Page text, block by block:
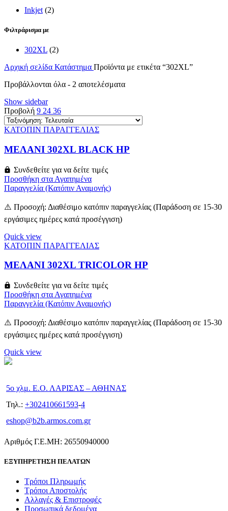
Inkjet (2)
Φιλτράρισμα με
302XL (2)
Αρχική σελίδα Κατάστημα Προϊόντα με ετικέτα “302XL”
Προβάλλονται όλα - 2 αποτελέσματαSorted
Show sidebar
Προβολή 9 24 36
ΚΑΤΟΠΙΝ ΠΑΡΑΓΓΕΛΙΑΣ
ΜΕΛΑΝΙ 302XL BLACK HP
Συνδεθείτε για να δείτε τιμές
Προσθήκη στα Αγαπημένα
Παραγγελία (Κατόπιν Αναμονής)
⚠️ Προσοχή: Διαθέσιμο κατόπιν παραγγελίας (Παράδοση σε 15-30
εργάσιμες ημέρες κατά προσέγγιση)
Quick view
ΚΑΤΟΠΙΝ ΠΑΡΑΓΓΕΛΙΑΣ
ΜΕΛΑΝΙ 302XL TRICOLOR HP
Συνδεθείτε για να δείτε τιμές
Προσθήκη στα Αγαπημένα
Παραγγελία (Κατόπιν Αναμονής)
⚠️ Προσοχή: Διαθέσιμο κατόπιν παραγγελίας (Παράδοση σε 15-30
εργάσιμες ημέρες κατά προσέγγιση)
Quick view
5ο χλμ. Ε.Ο. ΛΑΡΙΣΑΣ – ΑΘΗΝΑΣ
Τηλ.: +302410661593-4
eshop@b2b.armos.com.gr
Αριθμός Γ.Ε.ΜΗ: 26550940000
ΕΞΥΠΗΡΕΤΗΣΗ ΠΕΛΑΤΩΝ
Τρόποι Πληρωμής
Τρόποι Αποστολής
Αλλαγές & Επιστροφές
Προσωπικά δεδομένα